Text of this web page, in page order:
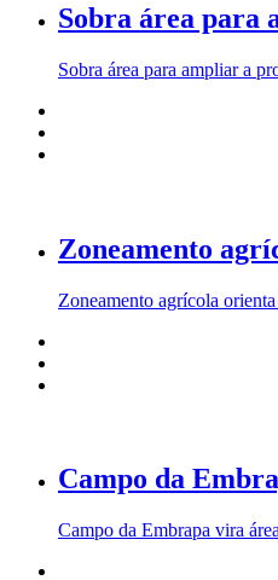
Sobra área para
Sobra área para ampliar a
Zoneamento
Zoneamento agrícola
Campo da
Campo da Embrapa vira